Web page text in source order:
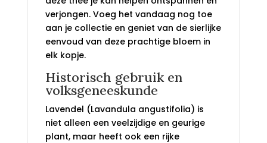
verjongen. Voeg het vandaag nog toe
aan je collectie en geniet van de sierlijke
eenvoud van deze prachtige bloem in
elk kopje.
Historisch gebruik en
volksgeneeskunde
Lavendel (Lavandula angustifolia) is
niet alleen een veelzijdige en geurige
plant, maar heeft ook een rijke